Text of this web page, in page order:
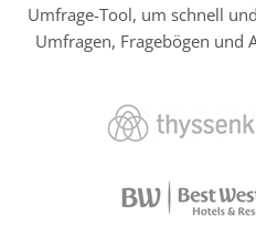
Umfrage-Tool, um schnell
Umfragen, Fragebögen und